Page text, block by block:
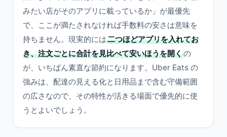
みたい店がそのアプリに載っているか」が最優先
で、ここが満たされなければ手数料の安さは意味を
持ちません。現実的には二つほどアプリを入れてお
き、注文ごとに合計を見比べて安いほうを開くの
が、いちばん素直な節約になります。Uber Eats の
強みは、配達の見える化と日用品まで含む守備範囲
の広さなので、その特性が活きる場面で優先的に使
うとよいでしょう。